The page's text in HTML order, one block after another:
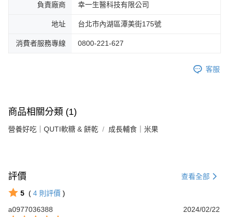
負責廠商 幸一生醫科技有限公司
地址 台北市內湖區潭美街175號
消費者服務專線 0800-221-627
客服
商品相關分類 (1)
營養好吃｜QUTI軟糖 & 餅乾 成長輔食｜米果
評價 查看全部
5 ( 4 則評價 )
a0977036388
2024/02/22